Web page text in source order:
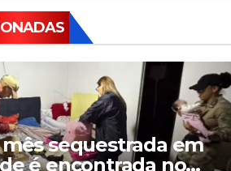
sequestrada em
é encontrada no